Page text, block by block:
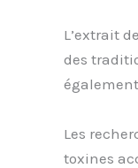
L’extrait
des
Les
toxines